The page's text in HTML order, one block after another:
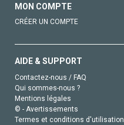
MON COMPTE
CRÉER UN COMPTE
AIDE & SUPPORT
Contactez-nous / FAQ
Qui sommes-nous ?
Mentions légales
© - Avertissements
Termes et conditions d'utilisation